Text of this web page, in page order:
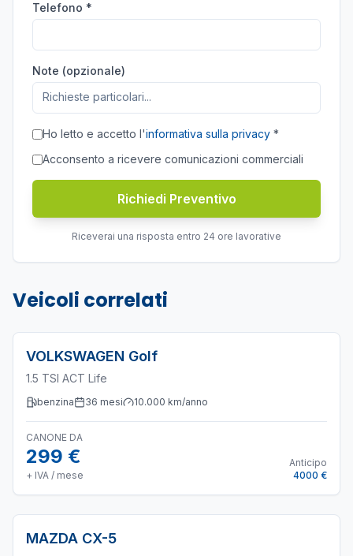
Telefono *
Note (opzionale)
Ho letto e accetto l'informativa sulla privacy *
Acconsento a ricevere comunicazioni commerciali
Richiedi Preventivo
Riceverai una risposta entro 24 ore lavorative
Veicoli correlati
VOLKSWAGEN Golf
1.5 TSI ACT Life
benzina 36 mesi 10.000 km/anno
CANONE DA
299 €
+ IVA / mese
Anticipo
4000 €
MAZDA CX-5